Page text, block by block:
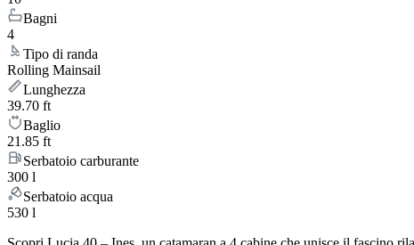
Bagni
4
Tipo di randa
Rolling Mainsail
Lunghezza
39.70 ft
Baglio
21.85 ft
Serbatoio carburante
300 l
Serbatoio acqua
530 l